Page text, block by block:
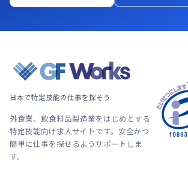
日本で特定技能の仕事を探そう
外食業、飲食料品製造業をはじめとする
特定技能向け求人サイトです。安全かつ
簡単に仕事を探せるようサポートしま
す。